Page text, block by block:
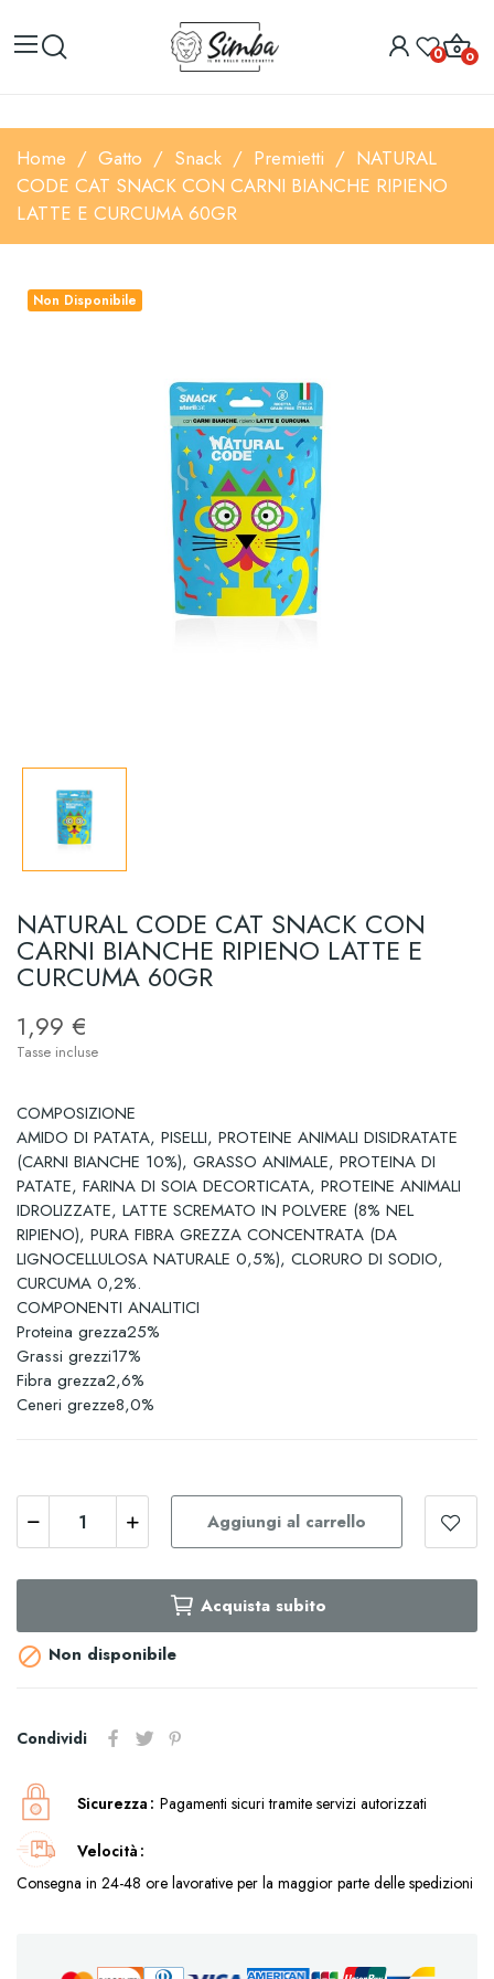
0 0
Home Gatto Snack Premietti
NATURAL
CODE CAT SNACK CON CARNI BIANCHE RIPIENO
LATTE E CURCUMA 60GR
Non Disponibile
NATURAL CODE CAT SNACK CON
CARNI BIANCHE RIPIENO LATTE E
CURCUMA 60GR
1,99 €
Tasse incluse
COMPOSIZIONE
AMIDO DI PATATA, PISELLI, PROTEINE ANIMALI DISIDRATATE
(CARNI BIANCHE 10%), GRASSO ANIMALE, PROTEINA DI
PATATE, FARINA DI SOIA DECORTICATA, PROTEINE ANIMALI
IDROLIZZATE, LATTE SCREMATO IN POLVERE (8% NEL
RIPIENO), PURA FIBRA GREZZA CONCENTRATA (DA
LIGNOCELLULOSA NATURALE 0,5%), CLORURO DI SODIO,
CURCUMA 0,2%.
COMPONENTI ANALITICI
Proteina grezza25%
Grassi grezzi17%
Fibra grezza2,6%
Ceneri grezze8,0%
Aggiungi al carrello
Acquista subito
 Non disponibile
Condividi
Sicurezza Pagamenti sicuri tramite servizi autorizzati
Velocità
Consegna in 24-48 ore lavorative per la maggior parte delle spedizioni